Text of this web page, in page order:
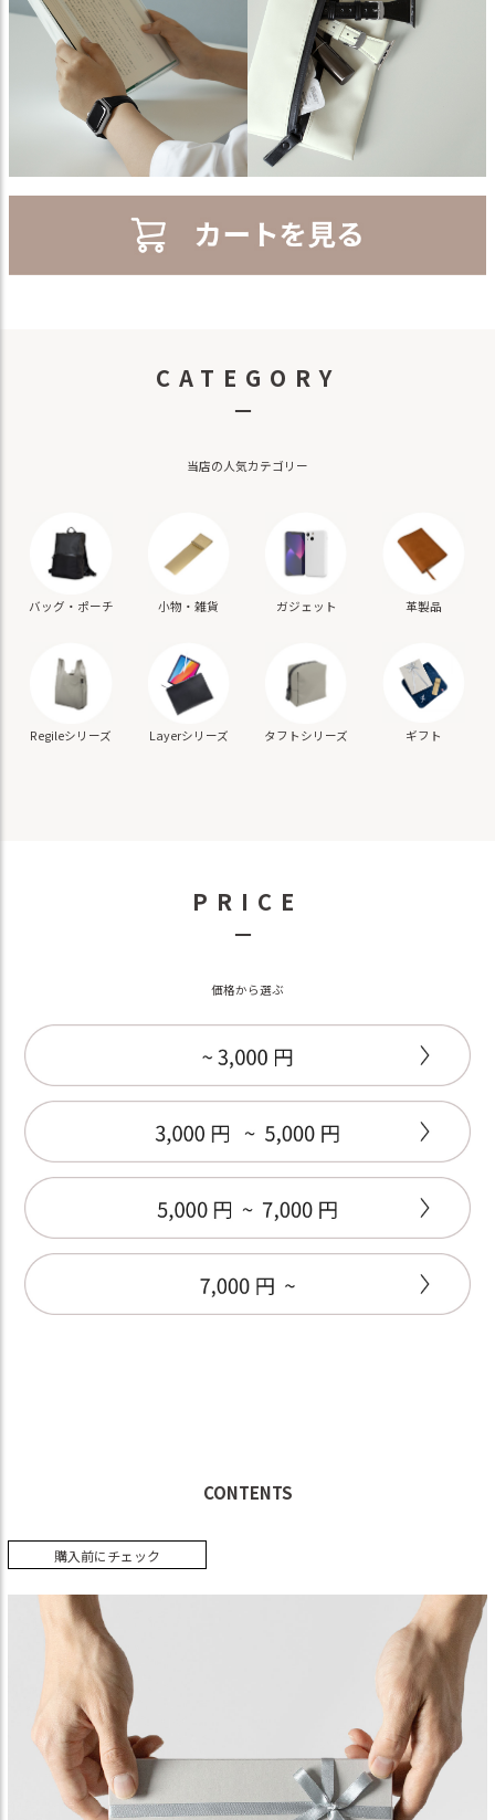
CATEGORY
－
当店の人気カテゴリー
バッグ・ポーチ 小物・雑貨 ガジェット 革製品
Regileシリーズ Layerシリーズ タフトシリーズ ギフト
PRICE
－
価格から選ぶ
CONTENTS
購入前にチェック